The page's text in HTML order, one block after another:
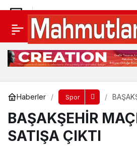
Haberler Spor
BAŞAKŞEHİR
SATIŞA ÇIKTI
3. GELENEKSEL ALANYA
TENİSİ 100. YIL TÜRKİYE KUPASI
Yorum Yap Paylaş